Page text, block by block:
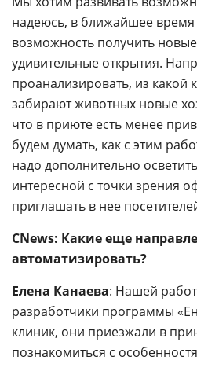
надеюсь, в ближайшее время
возможность получить
удивительные открытия.
проанализировать, из
забирают животных новые
что в приюте есть менее
будем думать, как с этим
надо дополнительно
интересной с точки зрения
приглашать в нее
CNews: Какие еще
автоматизировать?
Елена Канаева: Нашей
разработчики программы
клиник, они приезжали в
познакомиться с